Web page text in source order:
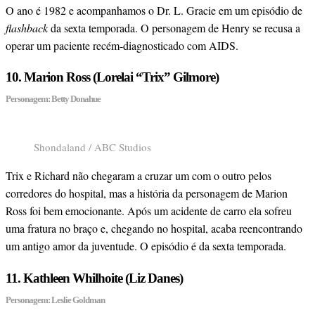
O ano é 1982 e acompanhamos o Dr. L. Gracie em um episódio de
flashbackda sexta temporada. O personagem de Henry se recusa a
operar um paciente recém-diagnosticado com AIDS.
10. Marion Ross (Lorelai “Trix” Gilmore)
Personagem: Betty Donahue
Shondaland / ABC Studios
Trix e Richard não chegaram a cruzar um com o outro pelos
corredores do hospital, mas a história da personagem de Marion
Ross foi bem emocionante. Após um acidente de carro ela sofreu
uma fratura no braço e, chegando no hospital, acaba reencontrando
um antigo amor da juventude. O episódio é da sexta temporada.
11. Kathleen Whilhoite (Liz Danes)
Personagem: Leslie Goldman